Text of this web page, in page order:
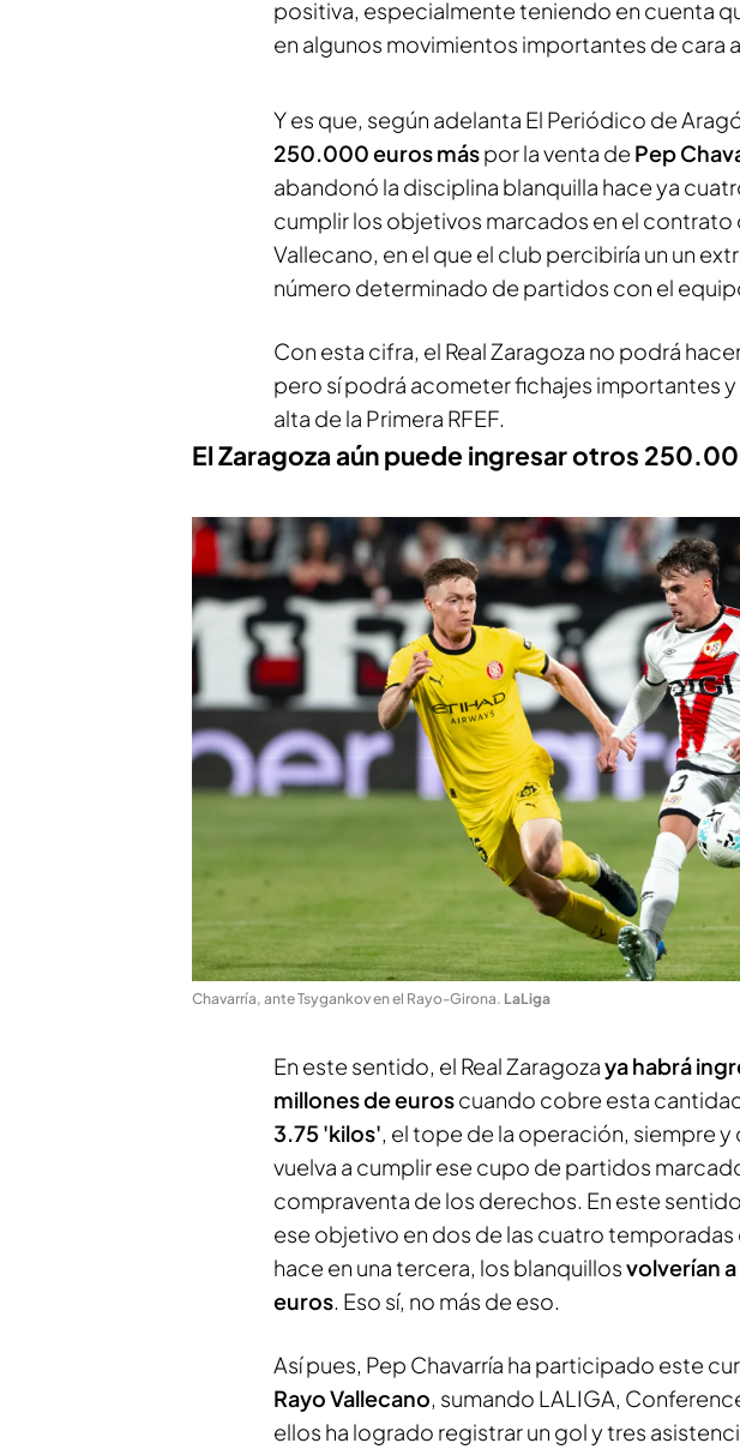
positiva, especialmente teniendo en cuenta
en algunos movimientos importantes de cara
Y es que, según adelanta El Periódico de
250.000 euros máspor la venta de Pep
abandonó la disciplina blanquilla hace ya
cumplir los objetivos marcados en el contrato
Vallecano, en el que el club percibiría un un
número determinado de partidos con el
Con esta cifra, el Real Zaragoza no podrá
pero sí podrá acometer fichajes importantes
alta de la Primera RFEF.
El Zaragoza aún puede ingresar otros
Chavarría, ante Tsygankov en el Rayo-Girona. LaLiga
En este sentido, el Real Zaragozaya habrá
millones de euroscuando cobre esta
3.75 'kilos', el tope de la operación, siempre y
vuelva a cumplir ese cupo de partidos
compraventa de los derechos. En este
ese objetivo en dos de las cuatro temporadas
hace en una tercera, los blanquillosvolverían
euros. Eso sí, no más de eso.
Así pues, Pep Chavarría ha participado este
Rayo Vallecano, sumando LALIGA,
ellos ha logrado registrar un gol y tres